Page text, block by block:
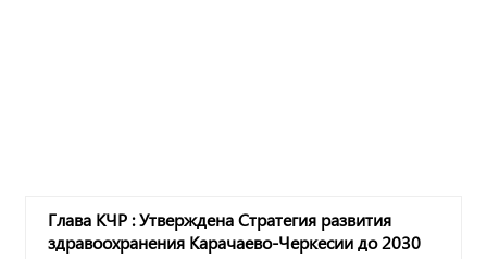
Глава КЧР : Утверждена Стратегия развития
здравоохранения Карачаево-Черкесии до 2030